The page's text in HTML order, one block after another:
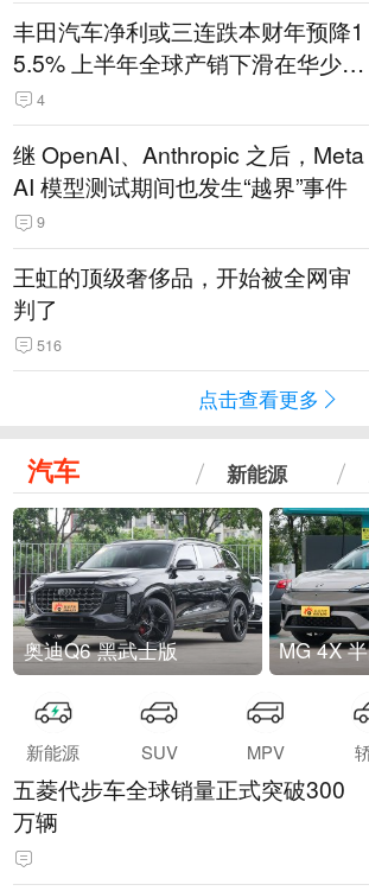
丰田汽车净利或三连跌本财年预降1
5.5% 上半年全球产销下滑在华少卖
14.3万辆
4
继 OpenAI、Anthropic 之后，Meta
AI 模型测试期间也发生“越界”事件
9
王虹的顶级奢侈品，开始被全网审
判了
516
点击查看更多
汽车 新能源
奥迪Q6 黑武士版 MG 4X
新能源 SUV MPV
五菱代步车全球销量正式突破300
万辆